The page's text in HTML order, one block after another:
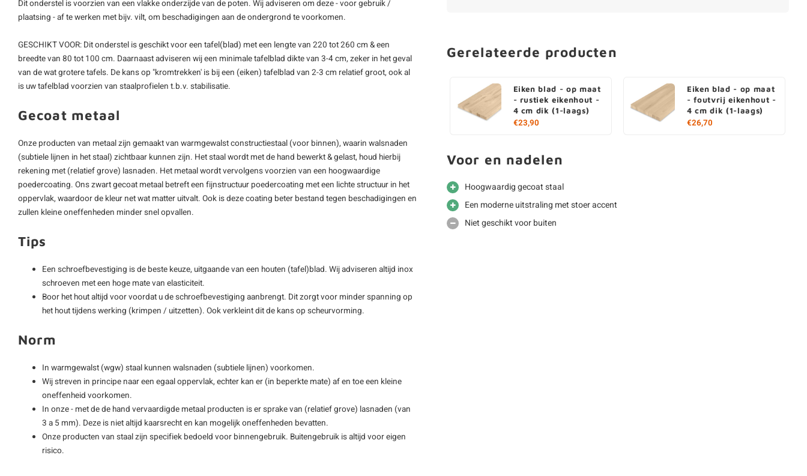
Dit onderstel is voorzien van een vlakke onderzijde van de poten. Wij adviseren om deze - voor gebruik /
plaatsing - af te werken met bijv. vilt, om beschadigingen aan de ondergrond te voorkomen.
GESCHIKT VOOR: Dit onderstel is geschikt voor een tafel(blad) met een lengte van 220 tot 260 cm & een
breedte van 80 tot 100 cm. Daarnaast adviseren wij een minimale tafelblad dikte van 3-4 cm, zeker in het geval
van de wat grotere tafels. De kans op "kromtrekken' is bij een (eiken) tafelblad van 2-3 cm relatief groot, ook al
is uw tafelblad voorzien van staalprofielen t.b.v. stabilisatie.
Gecoat metaal
Onze producten van metaal zijn gemaakt van warmgewalst constructiestaal (voor binnen), waarin walsnaden
(subtiele lijnen in het staal) zichtbaar kunnen zijn. Het staal wordt met de hand bewerkt & gelast, houd hierbij
rekening met (relatief grove) lasnaden. Het metaal wordt vervolgens voorzien van een hoogwaardige
poedercoating. Ons zwart gecoat metaal betreft een fijnstructuur poedercoating met een lichte structuur in het
oppervlak, waardoor de kleur net wat matter uitvalt. Ook is deze coating beter bestand tegen beschadigingen en
zullen kleine oneffenheden minder snel opvallen.
Tips
Een schroefbevestiging is de beste keuze, uitgaande van een houten (tafel)blad. Wij adviseren altijd inox
schroeven met een hoge mate van elasticiteit.
Boor het hout altijd voor voordat u de schroefbevestiging aanbrengt. Dit zorgt voor minder spanning op
het hout tijdens werking (krimpen / uitzetten). Ook verkleint dit de kans op scheurvorming.
Norm
In warmgewalst (wgw) staal kunnen walsnaden (subtiele lijnen) voorkomen.
Wij streven in principe naar een egaal oppervlak, echter kan er (in beperkte mate) af en toe een kleine
oneffenheid voorkomen.
In onze - met de de hand vervaardigde metaal producten is er sprake van (relatief grove) lasnaden (van
3 a 5 mm). Deze is niet altijd kaarsrecht en kan mogelijk oneffenheden bevatten.
Onze producten van staal zijn specifiek bedoeld voor binnengebruik. Buitengebruik is altijd voor eigen
risico.
Gerelateerde producten
Eiken blad - op maat
- rustiek eikenhout -
4 cm dik (1-laags)
€23,90
Eiken blad - op maat
- foutvrij eikenhout -
4 cm dik (1-laags)
€26,70
Voor en nadelen
Hoogwaardig gecoat staal
Een moderne uitstraling met stoer accent
Niet geschikt voor buiten